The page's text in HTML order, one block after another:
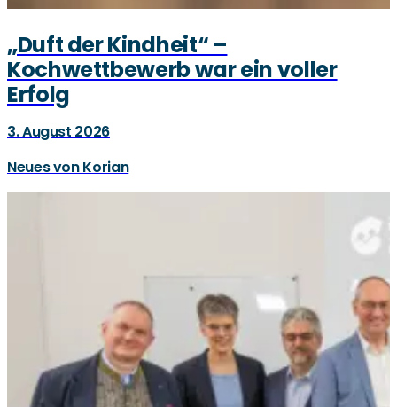
„Duft der Kindheit“ –
Kochwettbewerb war ein voller
Erfolg
3. August 2026
Neues von Korian